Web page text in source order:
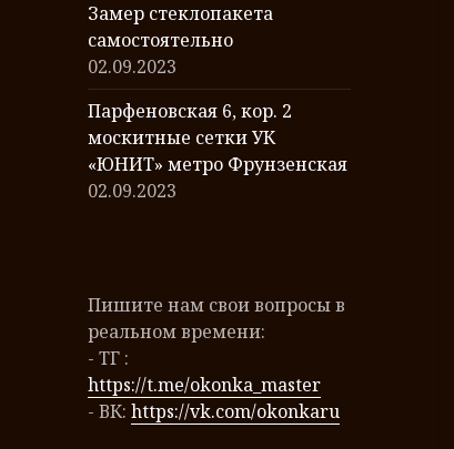
Замер стеклопакета
самостоятельно
02.09.2023
Парфеновская 6, кор. 2
москитные сетки УК
«ЮНИТ» метро Фрунзенская
02.09.2023
Пишите нам свои вопросы в
реальном времени:
- ТГ :
https://t.me/okonka_master
- ВК:https://vk.com/okonkaru